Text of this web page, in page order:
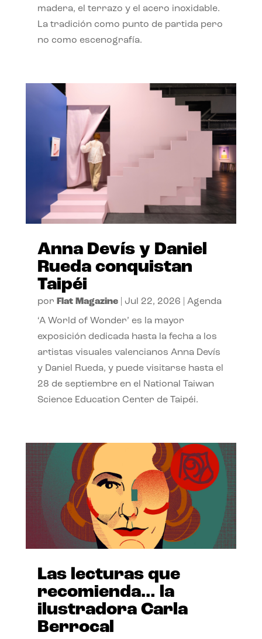
madera, el terrazo y el acero inoxidable.
La tradición como punto de partida pero
no como escenografía.
Anna Devís y Daniel
Rueda conquistan
Taipéi
por Flat Magazine| Jul 22, 2026 Agenda
‘A World of Wonder’ es la mayor
exposición dedicada hasta la fecha a los
artistas visuales valencianos Anna Devís
y Daniel Rueda, y puede visitarse hasta el
28 de septiembre en el National Taiwan
Science Education Center de Taipéi.
Las lecturas que
recomienda… la
ilustradora Carla
Berrocal